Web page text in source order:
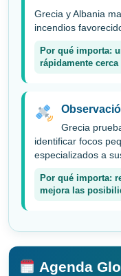
Grecia y Albania
incendios
Por qué importa:
rápidamente
Grecia
identificar focos
especializados a
Por qué importa:
mejora las
Agenda